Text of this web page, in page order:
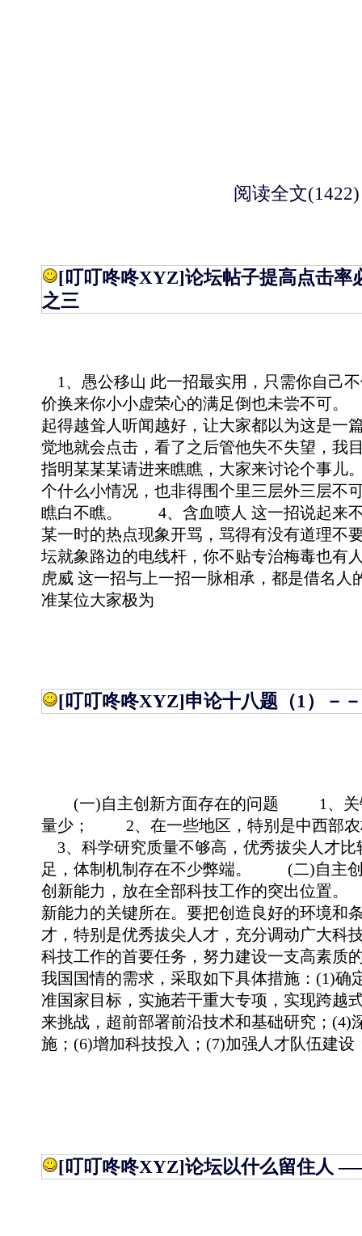
阅读全文(1422)
[叮叮咚咚XYZ]论坛帖子提高点击
之三
1、愚公移山 此一招最实用，只需你自己
价换来你小小虚荣心的满足倒也未尝不可
起得越耸人听闻越好，让大家都以为这是一
觉地就会点击，看了之后管他失不失望，
指明某某某请进来瞧瞧，大家来讨论个事儿
个什么小情况，也非得围个里三层外三层不
瞧白不瞧。 4、含血喷人 这一招说起来不
某一时的热点现象开骂，骂得有没有道理不
坛就象路边的电线杆，你不贴专治梅毒也
虎威 这一招与上一招一脉相承，都是借名人
准某位大家极为
[叮叮咚咚XYZ]申论十八题（1）－
(一)自主创新方面存在的问题 1、关键
量少； 2、在一些地区，特别是中西部
3、科学研究质量不够高，优秀拔尖人
足，体制机制存在不少弊端。 (二)自主
创新能力，放在全部科技工作的突出位置
新能力的关键所在。要把创造良好的环境和
才，特别是优秀拔尖人才，充分调动广大科
科技工作的首要任务，努力建设一支高素
我国国情的需求，采取如下具体措施：(1)确
准国家目标，实施若干重大专项，实现跨越
来挑战，超前部署前沿技术和基础研究；(4)
施；(6)增加科技投入；(7)加强人才队伍建
[叮叮咚咚XYZ]论坛以什么留住人